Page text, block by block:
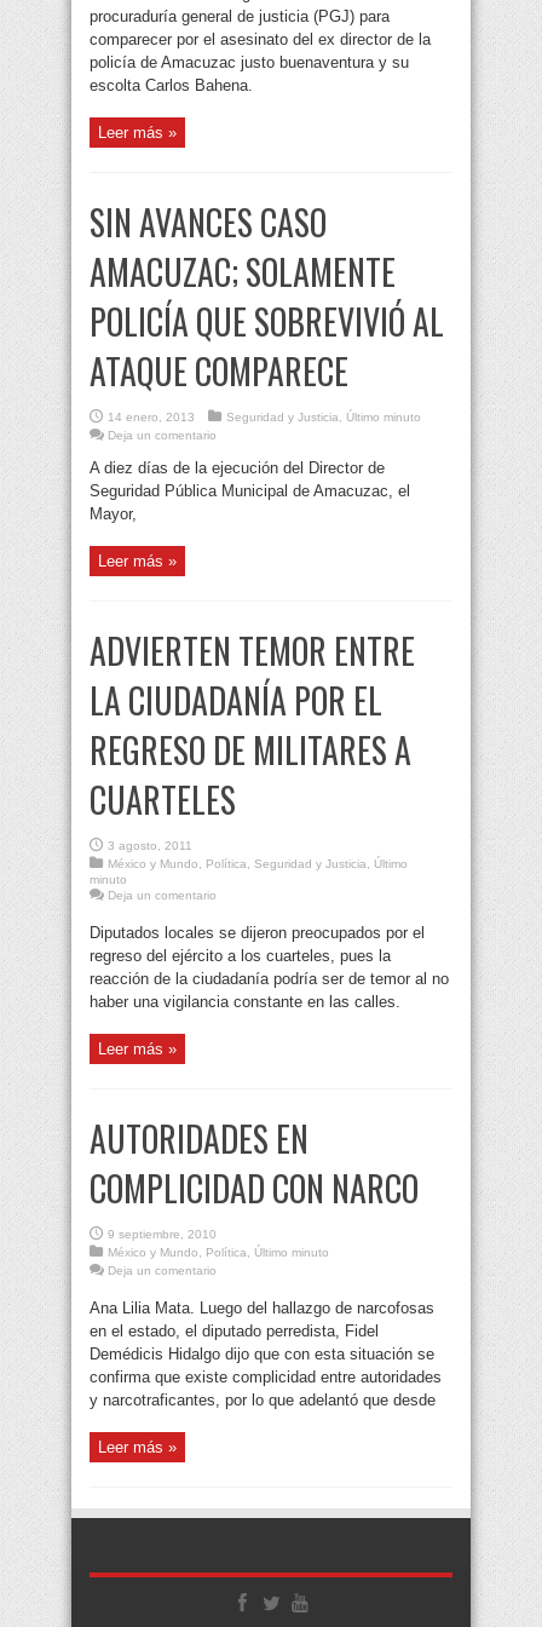
procuraduría general de justicia (PGJ) para
comparecer por el asesinato del ex director de la
policía de Amacuzac justo buenaventura y su
escolta Carlos Bahena.
Leer más »
SIN AVANCES CASO
AMACUZAC; SOLAMENTE
POLICÍA QUE SOBREVIVIÓ AL
ATAQUE COMPARECE
14 enero, 2013 Seguridad y Justicia
Último minuto
Deja un comentario
A diez días de la ejecución del Director de
Seguridad Pública Municipal de Amacuzac, el
Mayor,
Leer más »
ADVIERTEN TEMOR ENTRE
LA CIUDADANÍA POR EL
REGRESO DE MILITARES A
CUARTELES
3 agosto, 2011
México y Mundo
Política Seguridad y Justicia
Último
minuto
Deja un comentario
Diputados locales se dijeron preocupados por el
regreso del ejército a los cuarteles, pues la
reacción de la ciudadanía podría ser de temor al no
haber una vigilancia constante en las calles.
Leer más »
AUTORIDADES EN
COMPLICIDAD CON NARCO
9 septiembre, 2010
México y Mundo
Política
Último minuto
Deja un comentario
Ana Lilia Mata. Luego del hallazgo de narcofosas
en el estado, el diputado perredista, Fidel
Demédicis Hidalgo dijo que con esta situación se
confirma que existe complicidad entre autoridades
y narcotraficantes, por lo que adelantó que desde
Leer más »